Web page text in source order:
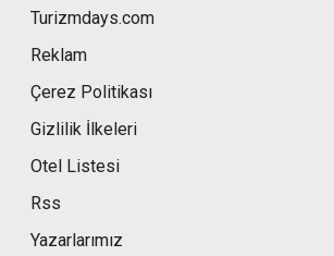
Turizmdays.com
Reklam
Çerez Politikası
Gizlilik İlkeleri
Otel Listesi
Rss
Yazarlarımız